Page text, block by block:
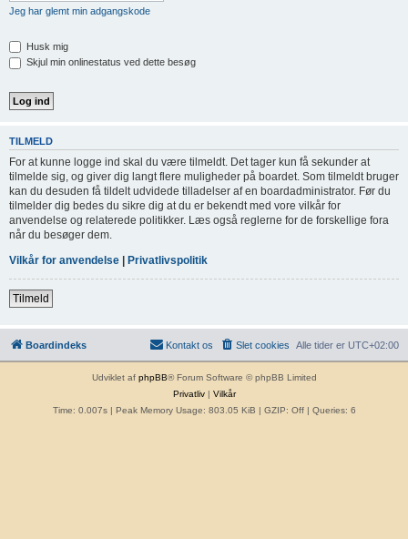
Jeg har glemt min adgangskode
Husk mig
Skjul min onlinestatus ved dette besøg
TILMELD
For at kunne logge ind skal du være tilmeldt. Det tager kun få sekunder at
tilmelde sig, og giver dig langt flere muligheder på boardet. Som tilmeldt bruger
kan du desuden få tildelt udvidede tilladelser af en boardadministrator. Før du
tilmelder dig bedes du sikre dig at du er bekendt med vore vilkår for
anvendelse og relaterede politikker. Læs også reglerne for de forskellige fora
når du besøger dem.
Vilkår for anvendelse
Privatlivspolitik
Tilmeld
Boardindeks Alle tider er UTC+02:00
Slet cookies
Kontakt os
Udviklet af phpBB® Forum Software © phpBB Limited
Privatliv| Vilkår
Time: 0.007s| Peak Memory Usage: 803.05 KiB | GZIP: Off | Queries: 6